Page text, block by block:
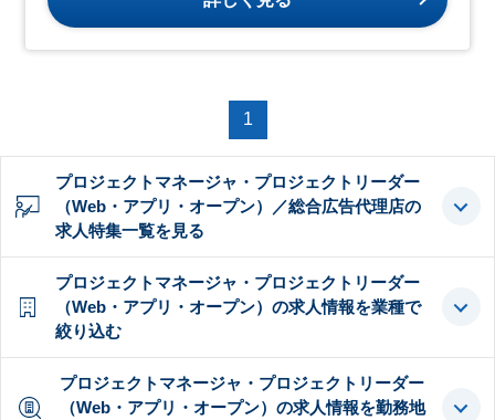
1
プロジェクトマネージャ・プロジェクトリーダー
（Web・アプリ・オープン）／総合広告代理店の
求人特集一覧を見る
プロジェクトマネージャ・プロジェクトリーダー
（Web・アプリ・オープン）の求人情報を業種で
絞り込む
プロジェクトマネージャ・プロジェクトリーダー
（Web・アプリ・オープン）の求人情報を勤務地